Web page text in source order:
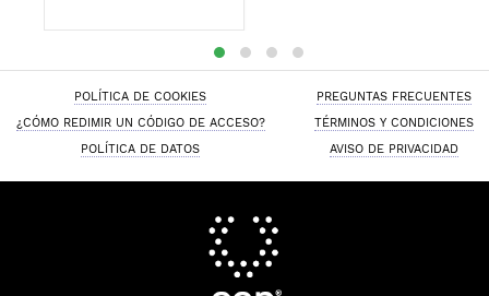
Nicolás Mantilla
POLÍTICA DE COOKIES
PREGUNTAS FRECUENTES
¿CÓMO REDIMIR UN CÓDIGO DE ACCESO?
TÉRMINOS Y CONDICIONES
POLÍTICA DE DATOS
AVISO DE PRIVACIDAD